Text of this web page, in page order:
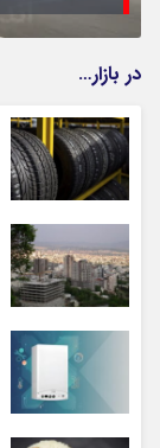
در بازار…